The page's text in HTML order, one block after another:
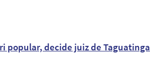
popular, decide juiz de Taguatinga